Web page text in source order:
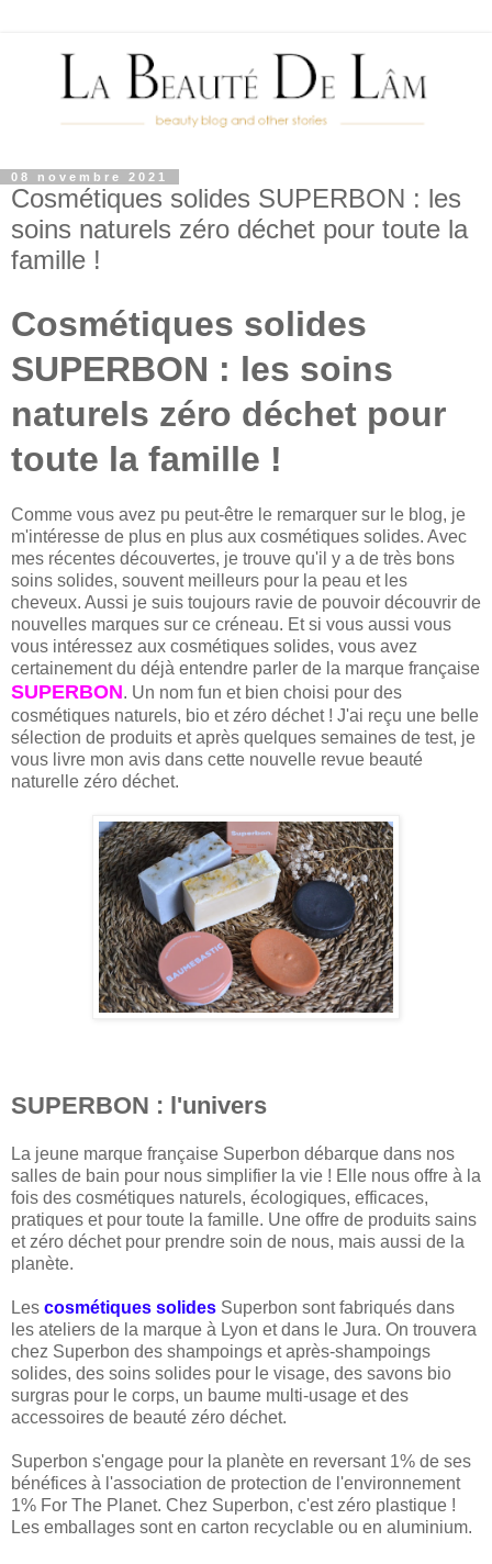
08 novembre 2021
Cosmétiques solides SUPERBON : les
soins naturels zéro déchet pour toute la
famille !
Cosmétiques solides
SUPERBON : les soins
naturels zéro déchet pour
toute la famille !
Comme vous avez pu peut-être le remarquer sur le blog, je
m'intéresse de plus en plus aux cosmétiques solides. Avec
mes récentes découvertes, je trouve qu'il y a de très bons
soins solides, souvent meilleurs pour la peau et les
cheveux. Aussi je suis toujours ravie de pouvoir découvrir de
nouvelles marques sur ce créneau. Et si vous aussi vous
vous intéressez aux cosmétiques solides, vous avez
certainement du déjà entendre parler de la marque française
SUPERBON. Un nom fun et bien choisi pour des
cosmétiques naturels, bio et zéro déchet ! J'ai reçu une belle
sélection de produits et après quelques semaines de test, je
vous livre mon avis dans cette nouvelle revue beauté
naturelle zéro déchet.
SUPERBON : l'univers
La jeune marque française Superbon débarque dans nos
salles de bain pour nous simplifier la vie ! Elle nous offre à la
fois des cosmétiques naturels, écologiques, efficaces,
pratiques et pour toute la famille. Une offre de produits sains
et zéro déchet pour prendre soin de nous, mais aussi de la
planète.
Les cosmétiques solides Superbon sont fabriqués dans
les ateliers de la marque à Lyon et dans le Jura. On trouvera
chez Superbon des shampoings et après-shampoings
solides, des soins solides pour le visage, des savons bio
surgras pour le corps, un baume multi-usage et des
accessoires de beauté zéro déchet.
Superbon s'engage pour la planète en reversant 1% de ses
bénéfices à l'association de protection de l'environnement
1% For The Planet. Chez Superbon, c'est zéro plastique !
Les emballages sont en carton recyclable ou en aluminium.